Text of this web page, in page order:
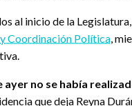
al inicio de la
Coordinación Política,
no se había
que deja Reyna